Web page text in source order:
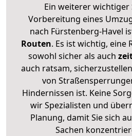
Ein weiterer
Vorbereitung eines
nach Fürstenberg-Havel
Routen. Es ist wichtig, eine
sowohl sicher als auch
auch ratsam,
von
Hindernissen ist. Keine
wir Spezialisten und
Planung, damit Sie sich
Sachen